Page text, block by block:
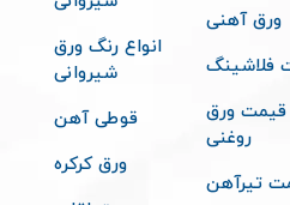
فولاد پیشگان
آهن پروفیل
لینک های مفید
انواع طرح ورق
شیروانی